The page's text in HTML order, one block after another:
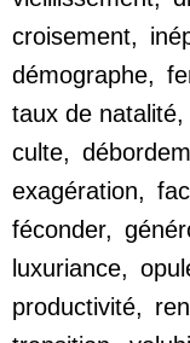
croisement,
démographe,
taux de natalité,
culte,
exagération,
féconder,
luxuriance,
productivité,